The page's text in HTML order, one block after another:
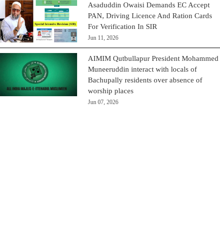
Asaduddin Owaisi Demands EC Accept
PAN, Driving Licence And Ration Cards
For Verification In SIR
Jun 11, 2026
AIMIM Qutbullapur President Mohammed
Muneeruddin interact with locals of
Bachupally residents over absence of
worship places
Jun 07, 2026